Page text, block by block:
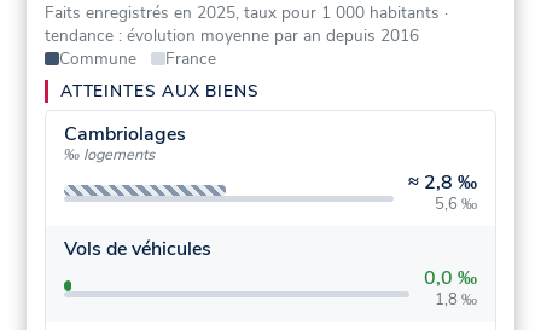
Faits enregistrés en 2025, taux pour 1 000 habitants ·
tendance : évolution moyenne par an depuis 2016
Commune
France
ATTEINTES AUX BIENS
Cambriolages
‰ logements
≈ 2,8 ‰
5,6 ‰
Vols de véhicules
0,0 ‰
1,8 ‰